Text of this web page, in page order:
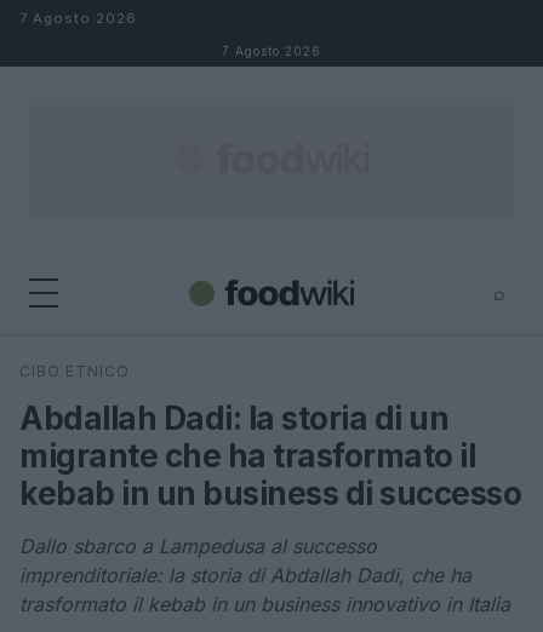
Salta al contenuto
7 Agosto 2026
7 Agosto 2026
⌕
Cerca
CIBO ETNICO
Abdallah Dadi: la storia di un
migrante che ha trasformato il
kebab in un business di successo
Dallo sbarco a Lampedusa al successo
imprenditoriale: la storia di Abdallah Dadi, che ha
trasformato il kebab in un business innovativo in Italia